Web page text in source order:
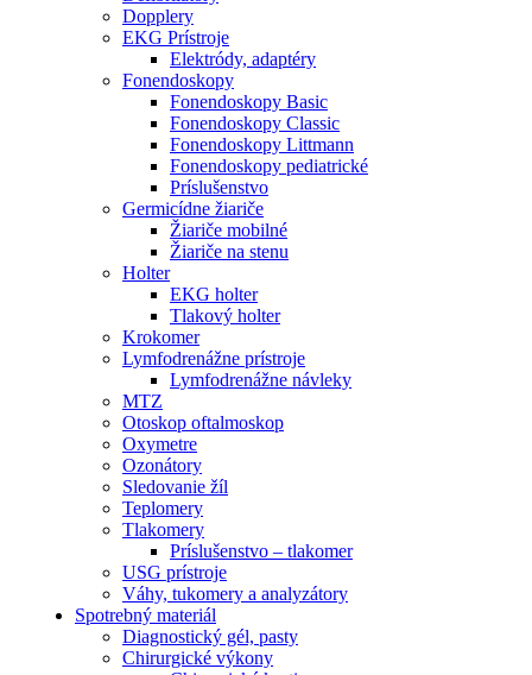
Dopplery
EKG Prístroje
Elektródy, adaptéry
Fonendoskopy
Fonendoskopy Basic
Fonendoskopy Classic
Fonendoskopy Littmann
Fonendoskopy pediatrické
Príslušenstvo
Germicídne žiariče
Žiariče mobilné
Žiariče na stenu
Holter
EKG holter
Tlakový holter
Krokomer
Lymfodrenážne prístroje
Lymfodrenážne návleky
MTZ
Otoskop oftalmoskop
Oxymetre
Ozonátory
Sledovanie žíl
Teplomery
Tlakomery
Príslušenstvo – tlakomer
USG prístroje
Váhy, tukomery a analyzátory
Spotrebný materiál
Diagnostický gél, pasty
Chirurgické výkony